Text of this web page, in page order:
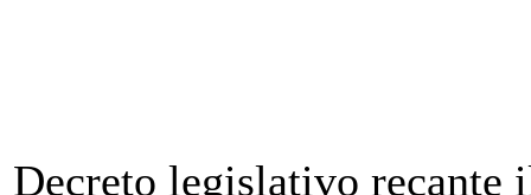
Decreto legislativo recante